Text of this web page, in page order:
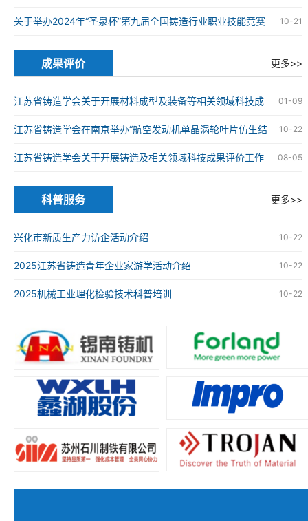
的通知 10-21
关于举办2024年“圣泉杯”第九届全国铸造行业职业技能竞赛
的通知
成果评价 更多>>
01-09
江苏省铸造学会关于开展材料成型及装备等相关领域科技成
果评价工作的通知 10-22
江苏省铸造学会在南京举办“航空发动机单晶涡轮叶片仿生结
构设计与精准制造技术”科技成果评价会 08-05
江苏省铸造学会关于开展铸造及相关领域科技成果评价工作
的通知
科普服务 更多>>
10-22
兴化市新质生产力访企活动介绍
10-22
2025江苏省铸造青年企业家游学活动介绍
10-22
2025机械工业理化检验技术科普培训